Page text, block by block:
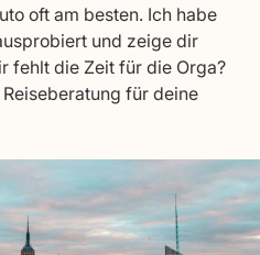
oft am besten. Ich habe
und zeige dir
fehlt die Zeit für die Orga?
für deine